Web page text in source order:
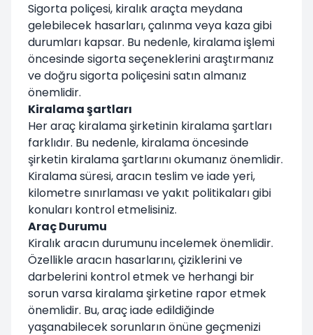
Sigorta poliçesi, kiralık araçta meydana
gelebilecek hasarları, çalınma veya kaza gibi
durumları kapsar. Bu nedenle, kiralama işlemi
öncesinde sigorta seçeneklerini araştırmanız
ve doğru sigorta poliçesini satın almanız
önemlidir.
Kiralama şartları
Her araç kiralama şirketinin kiralama şartları
farklıdır. Bu nedenle, kiralama öncesinde
şirketin kiralama şartlarını okumanız önemlidir.
Kiralama süresi, aracın teslim ve iade yeri,
kilometre sınırlaması ve yakıt politikaları gibi
konuları kontrol etmelisiniz.
Araç Durumu
Kiralık aracın durumunu incelemek önemlidir.
Özellikle aracın hasarlarını, çiziklerini ve
darbelerini kontrol etmek ve herhangi bir
sorun varsa kiralama şirketine rapor etmek
önemlidir. Bu, araç iade edildiğinde
yaşanabilecek sorunların önüne geçmenizi